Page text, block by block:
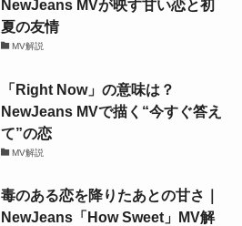
NewJeans MVが映す甘い恋と初
夏の友情
MV解説
「Right Now」の意味は？
NewJeans MVで描く“今すぐ答え
て”の恋
MV解説
毒のある恋を降りたあとの甘さ｜
NewJeans「How Sweet」MV解